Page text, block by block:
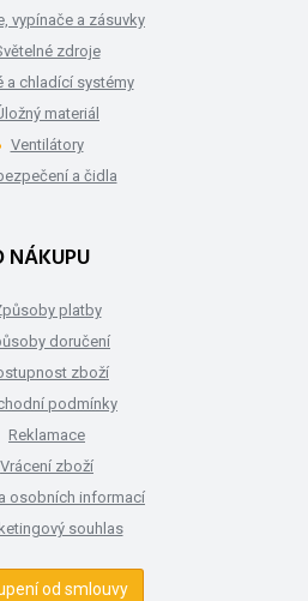
vypínače a zásuvky
zdroje
a chladící systémy
materiál
Ventilátory
a čidla
NÁKUPU
platby
doručení
zboží
podmínky
Reklamace
Vrácení zboží
osobních informací
souhlas
od smlouvy